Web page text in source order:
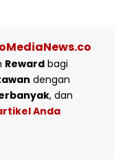
Reward bagi
dengan
, dan
Anda